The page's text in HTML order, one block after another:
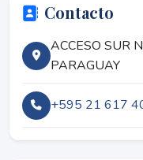
Contacto
ACCESO SUR
PARAGUAY
+595 21 617